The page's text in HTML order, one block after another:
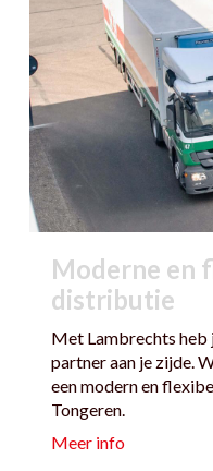
Moderne en
distributie
Met Lambrechts heb
partner aan je zijde.
een modern en
Tongeren.
Meer info